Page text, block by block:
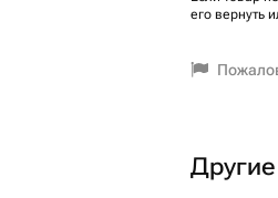
его вернуть